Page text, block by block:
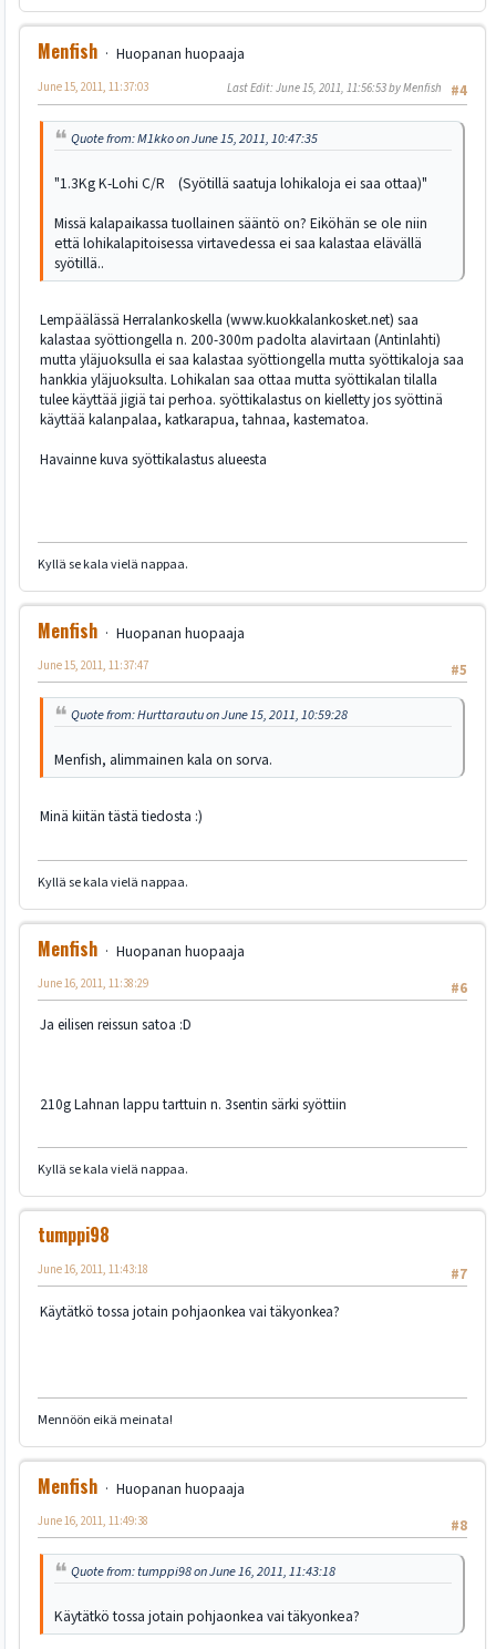
Menfish
Huopanan huopaaja
#4
June 15, 2011, 11:37:03 Last Edit: June 15, 2011, 11:56:53 by Menfish
Quote from: M1kko on June 15, 2011, 10:47:35
"1.3Kg K-Lohi C/R (Syötillä saatuja lohikaloja ei saa ottaa)"
Missä kalapaikassa tuollainen sääntö on? Eiköhän se ole niin
että lohikalapitoisessa virtavedessa ei saa kalastaa elävällä
syötillä..
Lempäälässä Herralankoskella (www.kuokkalankosket.net) saa
kalastaa syöttiongella n. 200-300m padolta alavirtaan (Antinlahti)
mutta yläjuoksulla ei saa kalastaa syöttiongella mutta syöttikaloja saa
hankkia yläjuoksulta. Lohikalan saa ottaa mutta syöttikalan tilalla
tulee käyttää jigiä tai perhoa. syöttikalastus on kielletty jos syöttinä
käyttää kalanpalaa, katkarapua, tahnaa, kastematoa.
Havainne kuva syöttikalastus alueesta
Kyllä se kala vielä nappaa.
Menfish
Huopanan huopaaja
#5
June 15, 2011, 11:37:47
Quote from: Hurttarautu on June 15, 2011, 10:59:28
Menfish, alimmainen kala on sorva.
Minä kiitän tästä tiedosta :)
Kyllä se kala vielä nappaa.
Menfish
Huopanan huopaaja
#6
June 16, 2011, 11:38:29
Ja eilisen reissun satoa :D
210g Lahnan lappu tarttuin n. 3sentin särki syöttiin
Kyllä se kala vielä nappaa.
tumppi98
#7
June 16, 2011, 11:43:18
Käytätkö tossa jotain pohjaonkea vai täkyonkea?
Mennöön eikä meinata!
Menfish
Huopanan huopaaja
#8
June 16, 2011, 11:49:38
Quote from: tumppi98 on June 16, 2011, 11:43:18
Käytätkö tossa jotain pohjaonkea vai täkyonkea?